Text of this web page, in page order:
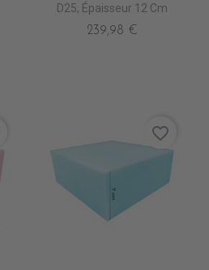
D25, Épaisseur 12 Cm
239,98 €
favorite_border